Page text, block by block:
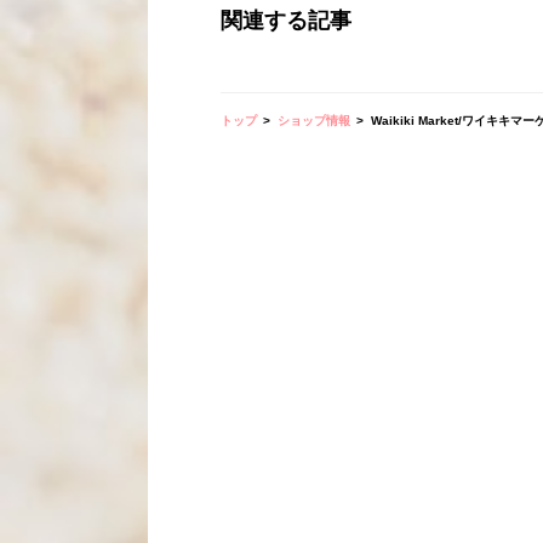
関連する記事
トップ ショップ情報 Waikiki Market/ワイキキマー